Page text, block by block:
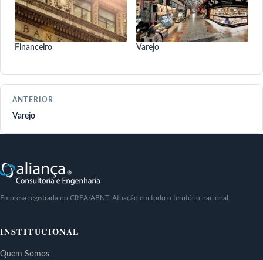
Financeiro Varejo
ANTERIOR
Varejo
Empresa registrada no CREA/ABNT. Atuação em todo o território nacional.
INSTITUCIONAL
Quem Somos